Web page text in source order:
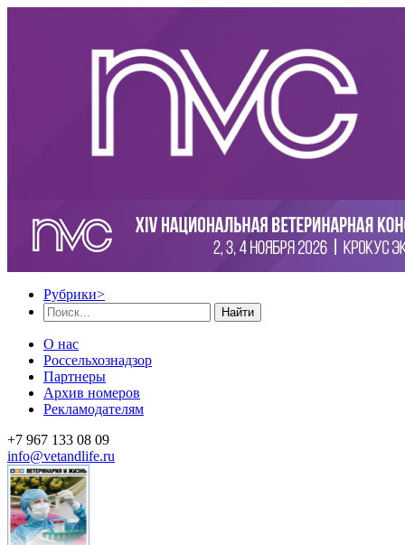
Рубрики>
Найти
О нас
Россельхознадзор
Партнеры
Архив номеров
Рекламодателям
+7 967 133 08 09
info@vetandlife.ru